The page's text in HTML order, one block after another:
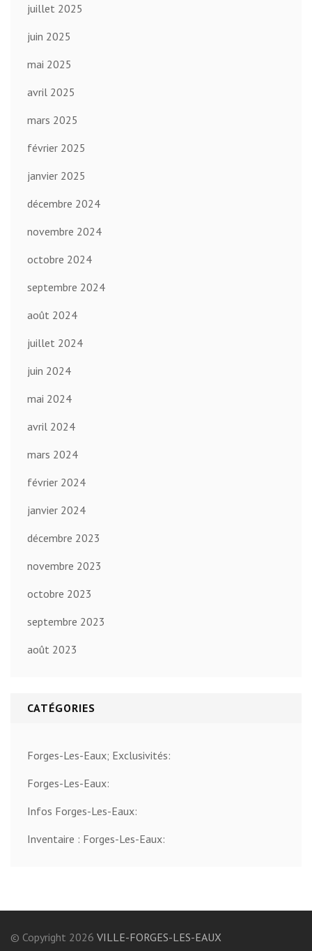
juillet 2025
juin 2025
mai 2025
avril 2025
mars 2025
février 2025
janvier 2025
décembre 2024
novembre 2024
octobre 2024
septembre 2024
août 2024
juillet 2024
juin 2024
mai 2024
avril 2024
mars 2024
février 2024
janvier 2024
décembre 2023
novembre 2023
octobre 2023
septembre 2023
août 2023
CATÉGORIES
Forges-Les-Eaux; Exclusivités:
Forges-Les-Eaux:
Infos Forges-Les-Eaux:
Inventaire : Forges-Les-Eaux:
© Copyright 2026 VILLE-FORGES-LES-EAUX